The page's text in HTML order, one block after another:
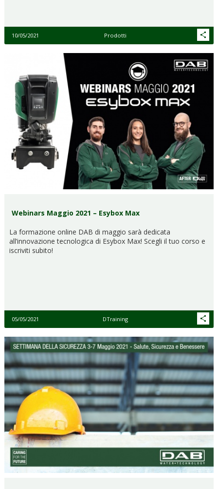
10/05/2021 Prodotti
Webinars Maggio 2021 – Esybox Max
La formazione online DAB di maggio sarà dedicata
all’innovazione tecnologica di Esybox Max! Scegli il tuo corso e
iscriviti subito!
05/05/2021 DTraining